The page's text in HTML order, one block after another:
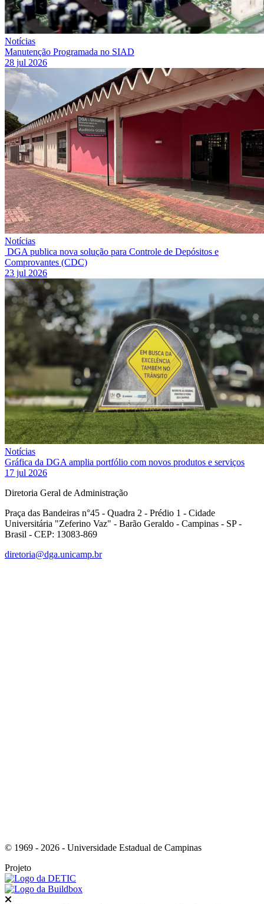
Notícias
Manutenção Programada no SIAD
28 jul 2026
Notícias
DGA publica nova solução para Controle de Depósitos e
Comprovantes (CDC)
23 jul 2026
Notícias
Gráfica da DGA amplia portfólio com novos produtos e serviços
17 jul 2026
Diretoria Geral de Administração
Praça das Bandeiras n°45 - Quadra 2 - Prédio 1 - Cidade
Universitária "Zeferino Vaz" - Barão Geraldo - Campinas - SP -
Brasil - CEP: 13083-869
diretoria@dga.unicamp.br
© 1969 - 2026 - Universidade Estadual de Campinas
Projeto